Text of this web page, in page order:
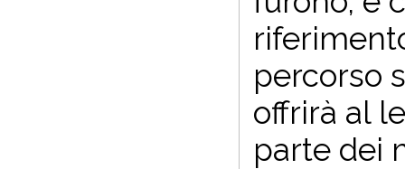
percorso
offrirà al
parte dei